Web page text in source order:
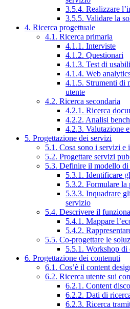
3.5.4. Realizzare
3.5.5. Validare la
4. Ricerca progettuale
4.1. Ricerca primaria
4.1.1. Interviste
4.1.2. Questionari
4.1.3. Test di
4.1.4. Web
4.1.5. Strumenti di
utente
4.2. Ricerca secondaria
4.2.1. Ricerca
4.2.2. Analisi
4.2.3. Valutazione
5. Progettazione dei servizi
5.1. Cosa sono i servizi e
5.2. Progettare servizi
5.3. Definire il modello di
5.3.1. Identificare
5.3.2. Formulare la
5.3.3. Inquadrare
servizio
5.4. Descrivere il
5.4.1. Mappare
5.4.2.
5.5. Co-progettare le
5.5.1. Workshop di
6. Progettazione dei contenuti
6.1. Cos’è il content
6.2. Ricerca utente sui
6.2.1. Content
6.2.2. Dati di
6.2.3. Ricerca